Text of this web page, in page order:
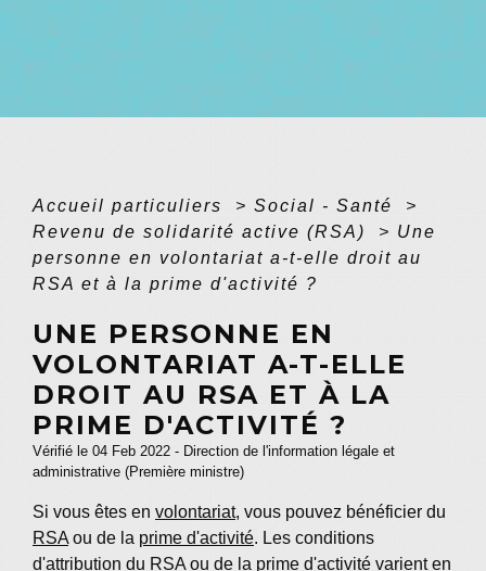
Accueil particuliers > Social - Santé
>
Revenu de solidarité active (RSA)
> Une
personne en volontariat a-t-elle droit au
RSA et à la prime d'activité ?
UNE PERSONNE EN
VOLONTARIAT A-T-ELLE
DROIT AU RSA ET À LA
PRIME D'ACTIVITÉ ?
Vérifié le 04 Feb 2022 - Direction de l'information légale et
administrative (Première ministre)
Si vous êtes en volontariat, vous pouvez bénéficier du
RSA ou de la prime d'activité. Les conditions
d'attribution du RSA ou de la prime d'activité varient en